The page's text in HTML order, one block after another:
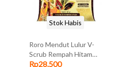
Roro Mendut Lulur V-
Scrub Rempah Hitam
40gr
Rp28.500
Stok Habis